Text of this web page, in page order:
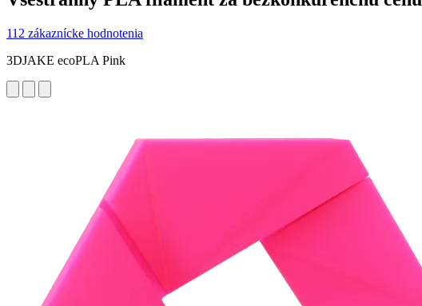
112 zákaznícke hodnotenia
3DJAKE ecoPLA Pink